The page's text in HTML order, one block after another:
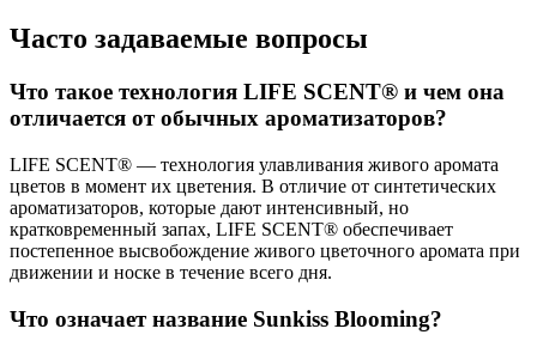
Часто задаваемые вопросы
Что такое технология LIFE SCENT® и чем она
отличается от обычных ароматизаторов?
LIFE SCENT® — технология улавливания живого аромата
цветов в момент их цветения. В отличие от синтетических
ароматизаторов, которые дают интенсивный, но
кратковременный запах, LIFE SCENT® обеспечивает
постепенное высвобождение живого цветочного аромата при
движении и носке в течение всего дня.
Что означает название Sunkiss Blooming?